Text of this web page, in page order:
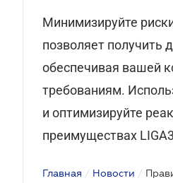
Минимизируйте
позволяет получить
обеспечивая вашей
требованиям.
и оптимизируйте
преимуществах
Главная / Новости /